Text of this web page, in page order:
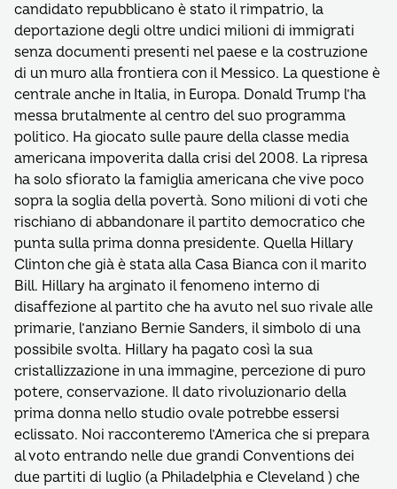
candidato repubblicano è stato il rimpatrio, la
deportazione degli oltre undici milioni di immigrati
senza documenti presenti nel paese e la costruzione
di un muro alla frontiera con il Messico. La questione è
centrale anche in Italia, in Europa. Donald Trump l’ha
messa brutalmente al centro del suo programma
politico. Ha giocato sulle paure della classe media
americana impoverita dalla crisi del 2008. La ripresa
ha solo sfiorato la famiglia americana che vive poco
sopra la soglia della povertà. Sono milioni di voti che
rischiano di abbandonare il partito democratico che
punta sulla prima donna presidente. Quella Hillary
Clinton che già è stata alla Casa Bianca con il marito
Bill. Hillary ha arginato il fenomeno interno di
disaffezione al partito che ha avuto nel suo rivale alle
primarie, l’anziano Bernie Sanders, il simbolo di una
possibile svolta. Hillary ha pagato così la sua
cristallizzazione in una immagine, percezione di puro
potere, conservazione. Il dato rivoluzionario della
prima donna nello studio ovale potrebbe essersi
eclissato. Noi racconteremo l’America che si prepara
al voto entrando nelle due grandi Conventions dei
due partiti di luglio (a Philadelphia e Cleveland ) che